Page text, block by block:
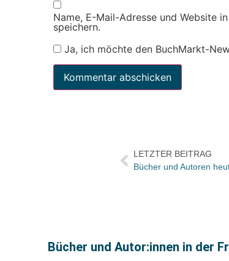
Name, E-Mail-Adresse und Website
speichern.
Ja, ich möchte den BuchMarkt-
LETZTER BEITRAG
Bücher und Autor:innen in der